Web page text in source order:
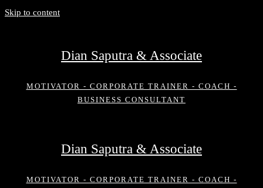
Skip to content
Dian Saputra & Associate
MOTIVATOR - CORPORATE TRAINER - COACH -
BUSINESS CONSULTANT
Dian Saputra & Associate
MOTIVATOR - CORPORATE TRAINER - COACH -